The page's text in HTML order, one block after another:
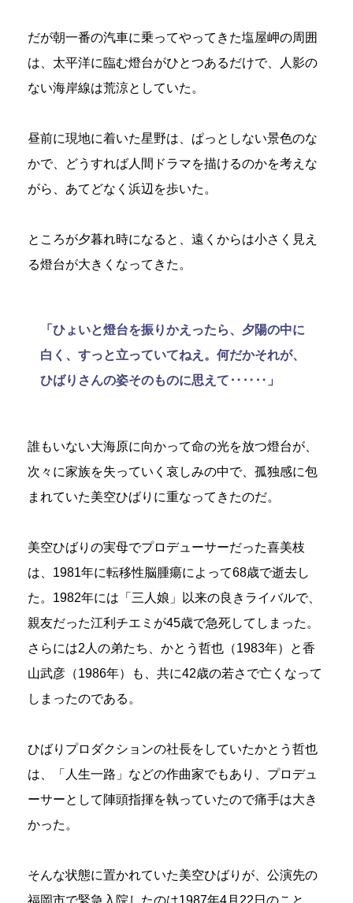
だが朝一番の汽車に乗ってやってきた塩屋岬の周囲
は、太平洋に臨む燈台がひとつあるだけで、人影の
ない海岸線は荒涼としていた。
昼前に現地に着いた星野は、ぱっとしない景色のな
かで、どうすれば人間ドラマを描けるのかを考えな
がら、あてどなく浜辺を歩いた。
ところが夕暮れ時になると、遠くからは小さく見え
る燈台が大きくなってきた。
「ひょいと燈台を振りかえったら、夕陽の中に
白く、すっと立っていてねえ。何だかそれが、
ひばりさんの姿そのものに思えて‥‥‥」
誰もいない大海原に向かって命の光を放つ燈台が、
次々に家族を失っていく哀しみの中で、孤独感に包
まれていた美空ひばりに重なってきたのだ。
美空ひばりの実母でプロデューサーだった喜美枝
は、1981年に転移性脳腫瘍によって68歳で逝去し
た。1982年には「三人娘」以来の良きライバルで、
親友だった江利チエミが45歳で急死してしまった。
さらには2人の弟たち、かとう哲也（1983年）と香
山武彦（1986年）も、共に42歳の若さで亡くなって
しまったのである。
ひばりプロダクションの社長をしていたかとう哲也
は、「人生一路」などの作曲家でもあり、プロデュ
ーサーとして陣頭指揮を執っていたので痛手は大き
かった。
そんな状態に置かれていた美空ひばりが、公演先の
福岡市で緊急入院したのは1987年4月22日のこと